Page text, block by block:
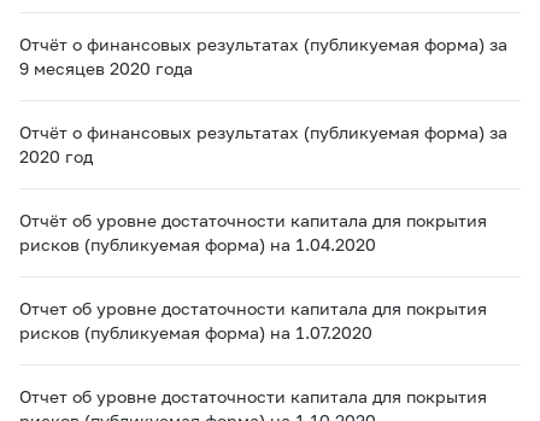
Отчёт о финансовых результатах (публикуемая форма) за
9 месяцев 2020 года
Отчёт о финансовых результатах (публикуемая форма) за
2020 год
Отчёт об уровне достаточности капитала для покрытия
рисков (публикуемая форма) на 1.04.2020
Отчет об уровне достаточности капитала для покрытия
рисков (публикуемая форма) на 1.07.2020
Отчет об уровне достаточности капитала для покрытия